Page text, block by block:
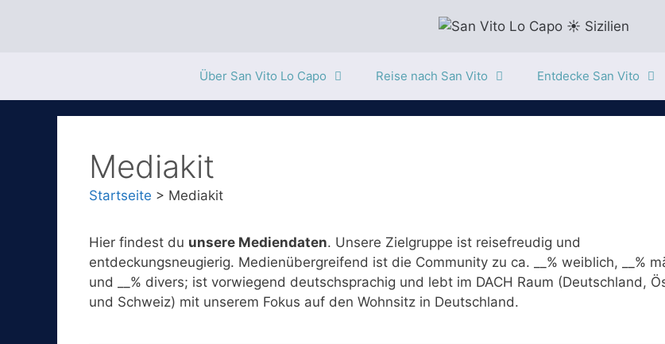
Über San Vito Lo Capo Reise nach San Vito Entdecke San Vito
Mediakit
Startseite > Mediakit
Hier findest du unsere Mediendaten. Unsere Zielgruppe ist reisefreudig und
entdeckungsneugierig. Medienübergreifend ist die Community zu ca. __% weiblich, __%
und __% divers; ist vorwiegend deutschsprachig und lebt im DACH Raum (Deutschland,
und Schweiz) mit unserem Fokus auf den Wohnsitz in Deutschland.